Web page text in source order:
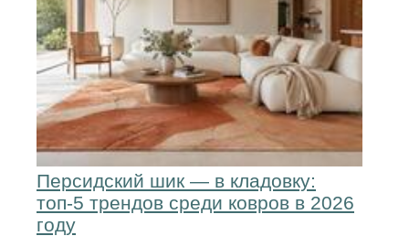
Персидский шик — в кладовку:
топ-5 трендов среди ковров в 2026
году